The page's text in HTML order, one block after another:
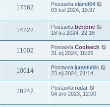
17562 Postao/la slamd64
03 kol 2024, 19:37
14222 Postao/la bertone
18 tra 2024, 22:16
11002 Postao/la Cooleech
31 sij 2024, 16:25
10014 Postao/la jurastublic
23 sij 2024, 21:14
18242 Postao/la rudar
04 pro 2023, 12:00